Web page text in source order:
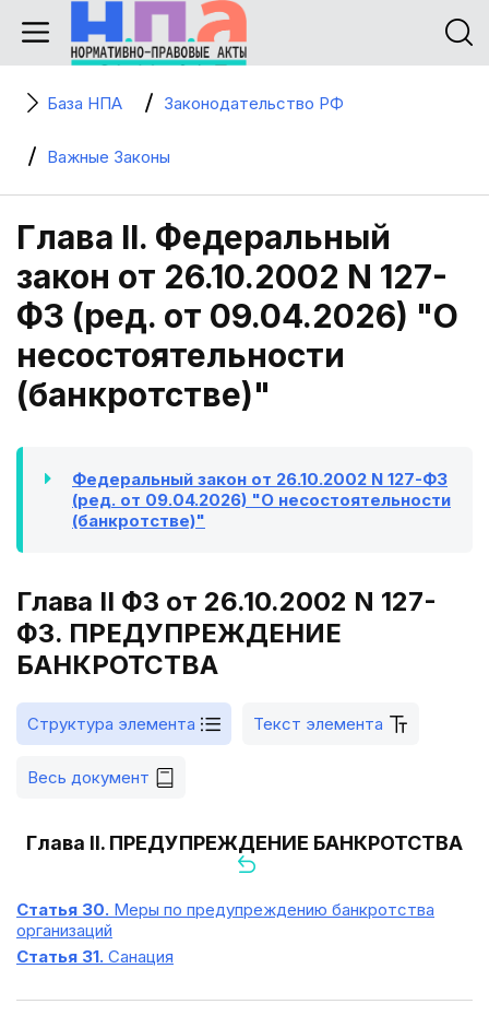
База НПА Законодательство РФ
Важные Законы
Глава II. Федеральный
закон от 26.10.2002 N 127-
ФЗ (ред. от 09.04.2026) "О
несостоятельности
(банкротстве)"
Федеральный закон от 26.10.2002 N 127-ФЗ
(ред. от 09.04.2026) "О несостоятельности
(банкротстве)"
Глава II ФЗ от 26.10.2002 N 127-
ФЗ. ПРЕДУПРЕЖДЕНИЕ
БАНКРОТСТВА
Структура элемента Текст элемента
Весь документ
Глава II. ПРЕДУПРЕЖДЕНИЕ БАНКРОТСТВА
Статья 30. Меры по предупреждению банкротства
организаций
Статья 31. Санация